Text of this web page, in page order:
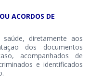
ACORDOS DE
diretamente aos
dos documentos
acompanhados de
e identificados